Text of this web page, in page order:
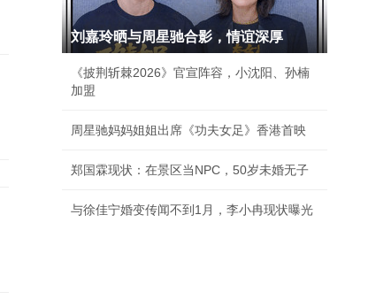
刘嘉玲晒与周星驰合影，情谊深厚
《披荆斩棘2026》官宣阵容，小沈阳、孙楠
加盟
周星驰妈妈姐姐出席《功夫女足》香港首映
郑国霖现状：在景区当NPC，50岁未婚无子
与徐佳宁婚变传闻不到1月，李小冉现状曝光